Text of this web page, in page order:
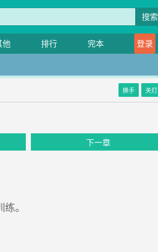
搜索
他 排行 完本
登录
换手 关灯
下一章
。